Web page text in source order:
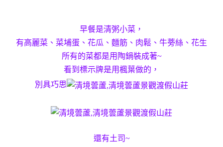
早餐是清粥小菜，
有高麗菜、菜埔蛋、花瓜、麵筋、肉鬆、牛蒡絲、花生
所有的菜都是用陶鍋裝成著~
看到標示牌是用楓葉做的，
別具巧思
還有土司~